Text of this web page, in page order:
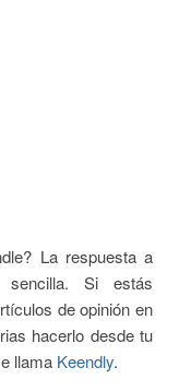
La respuesta a
sencilla. Si estás
de opinión en
hacerlo desde tu
llama Keendly.